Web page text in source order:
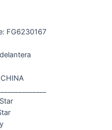
FG6230167